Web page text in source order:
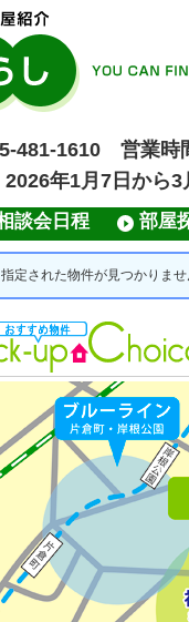
481-1610 営
年1月7日から
談会日程 部屋
指定された物件が見つかりま